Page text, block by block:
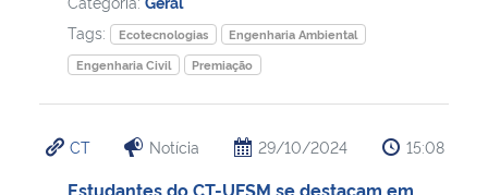
Ministério do Turismo
Ministério do Desenvolvimento Regional
Controladoria-Geral da União
Tags:
Ecotecnologias
Engenharia Ambiental
Engenharia Civil
Premiação
CT Notícia 29/10/2024 15:08
Estudantes do CT-UFSM se destacam em